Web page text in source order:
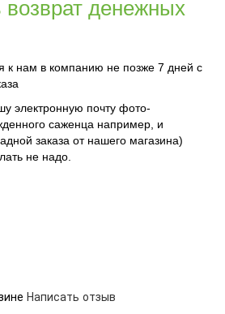
возврат денежных
к нам в компанию не позже 7 дней с
электронную почту фото-
саженца например, и
заказа от нашего магазина)
не надо.
Написать отзыв